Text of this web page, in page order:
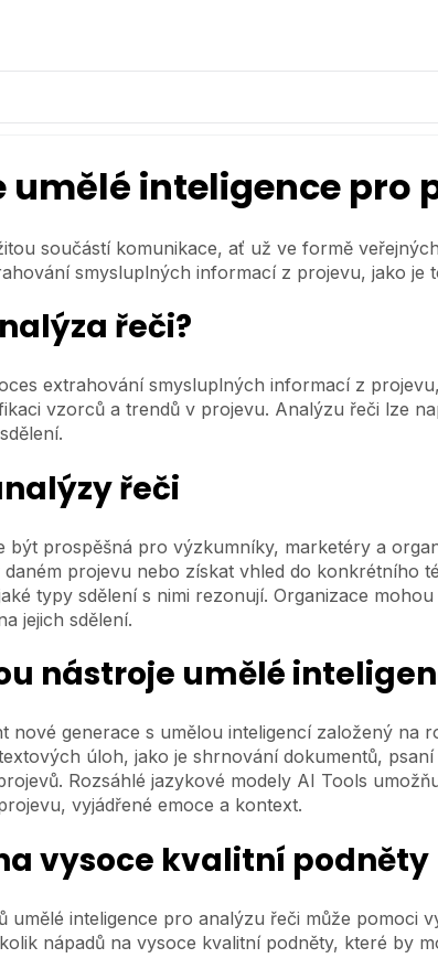
umělé inteligence pro
součástí komunikace, ať už ve formě
smysluplných informací z projevu, jako
řeči?
extrahování smysluplných informací z
vzorců a trendů v projevu. Analýzu řeči lze
řeči
být prospěšná pro výzkumníky, marketéry a
projevu nebo získat vhled do konkrétního
typy sdělení s nimi rezonují. Organizace
jejich sdělení.
nástroje umělé
nové generace s umělou inteligencí založený
úloh, jako je shrnování dokumentů,
Rozsáhlé jazykové modely AI Tools
vyjádřené emoce a kontext.
vysoce kvalitní podněty
umělé inteligence pro analýzu řeči může pomoci
nápadů na vysoce kvalitní podněty, které by